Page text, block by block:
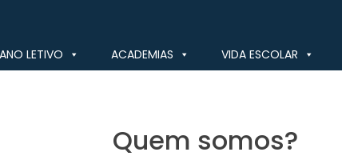
ANO LETIVO ACADEMIAS VIDA ESCOLAR
Quem somos?